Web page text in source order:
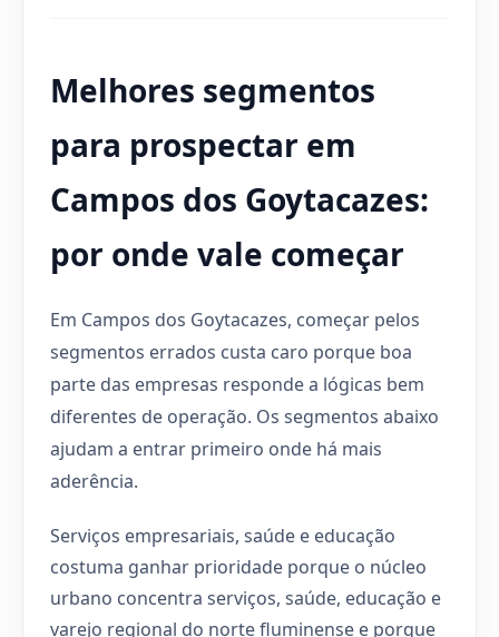
Melhores segmentos
para prospectar em
Campos dos Goytacazes:
por onde vale começar
Em Campos dos Goytacazes, começar pelos
segmentos errados custa caro porque boa
parte das empresas responde a lógicas bem
diferentes de operação. Os segmentos abaixo
ajudam a entrar primeiro onde há mais
aderência.
Serviços empresariais, saúde e educação
costuma ganhar prioridade porque o núcleo
urbano concentra serviços, saúde, educação e
varejo regional do norte fluminense e porque